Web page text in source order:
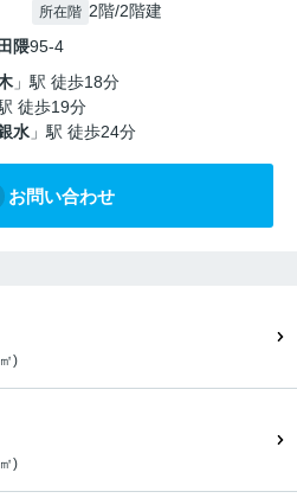
所在階 2階/2階建
隈95-4
」駅 徒歩18分
徒歩19分
水 」駅 徒歩24分
お問い合わせ
)
)